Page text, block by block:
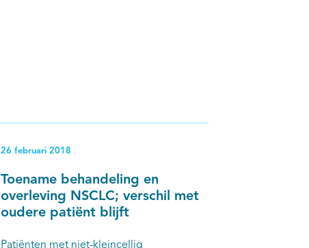
26 februari 2018
Toename behandeling en
overleving NSCLC; verschil met
oudere patiënt blijft
Patiënten met niet-kleincellig